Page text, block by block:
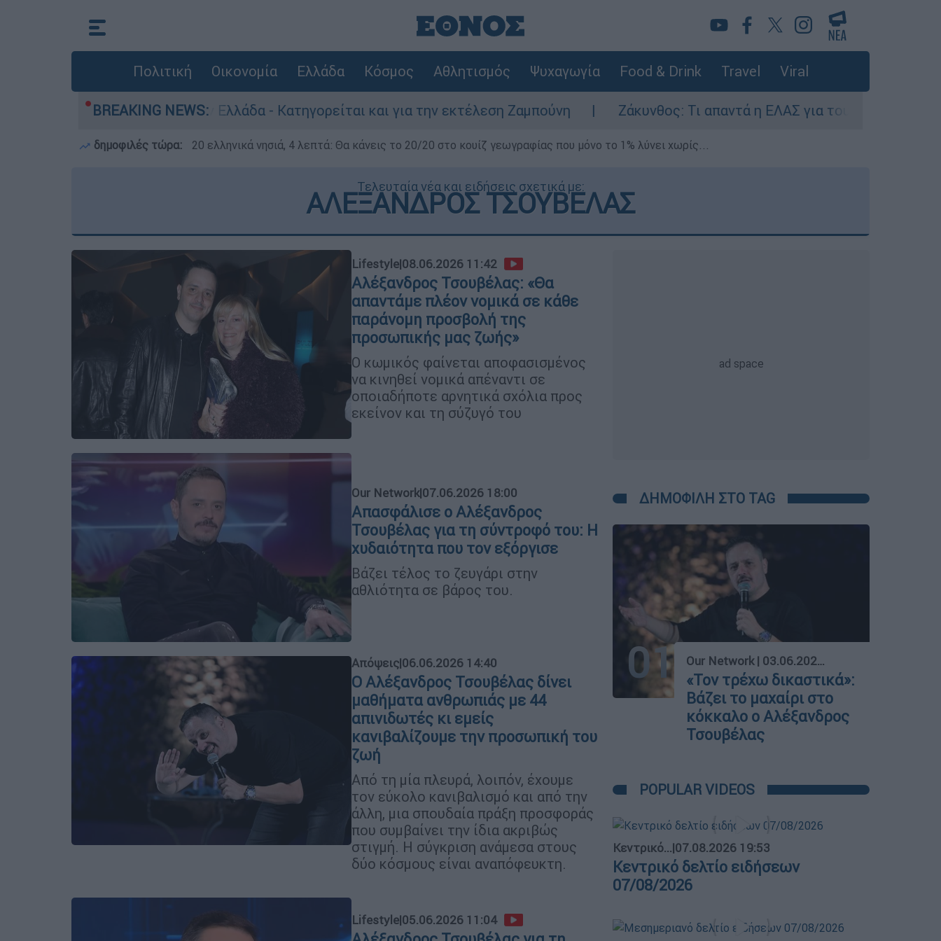
Πολιτική Οικονομία Ελλάδα Κόσμος Αθλητισμός Ψυχαγωγία Food & Drink Travel Viral
BREAKING NEWS:
στην Ελλάδα - Κατηγορείται και για την εκτέλεση Ζαμπούνη Ζάκυνθος: Τι απαντά η ΕΛΑΣ για τους 8 βιασμούς τουριστριών
δημοφιλές τώρα: 20 ελληνικά νησιά, 4 λεπτά: Θα κάνεις το 20/20 στο κουίζ γεωγραφίας που μόνο το 1% λύνει χωρίς...
Τελευταία νέα και ειδήσεις σχετικά με:
ΑΛΕΞΑΝΔΡΟΣ ΤΣΟΥΒΕΛΑΣ
Lifestyle|08.06.2026 11:42
Αλέξανδρος Τσουβέλας: «Θα
απαντάμε πλέον νομικά σε κάθε
παράνομη προσβολή της
προσωπικής μας ζωής»
Ο κωμικός φαίνεται αποφασισμένος
να κινηθεί νομικά απέναντι σε
οποιαδήποτε αρνητικά σχόλια προς
εκείνον και τη σύζυγό του
Our Network|07.06.2026 18:00
Απασφάλισε o Αλέξανδρος
Τσουβέλας για τη σύντροφό του: H
χυδαιότητα που τον εξόργισε
Bάζει τέλος το ζευγάρι στην
αθλιότητα σε βάρος του.
Απόψεις|06.06.2026 14:40
Ο Αλέξανδρος Τσουβέλας δίνει
μαθήματα ανθρωπιάς με 44
απινιδωτές κι εμείς
κανιβαλίζουμε την προσωπική του
ζωή
Από τη μία πλευρά, λοιπόν, έχουμε
τον εύκολο κανιβαλισμό και από την
άλλη, μια σπουδαία πράξη προσφοράς
που συμβαίνει την ίδια ακριβώς
στιγμή. Η σύγκριση ανάμεσα στους
δύο κόσμους είναι αναπόφευκτη.
Lifestyle|05.06.2026 11:04
ΔΗΜΟΦΙΛΗ ΣΤΟ TAG
01 Our Network| 03.06.2026 18:00
«Τον τρέχω δικαστικά»:
Βάζει το μαχαίρι στο
κόκκαλο ο Αλέξανδρος
Τσουβέλας
POPULAR VIDEOS
Κεντρικό...|07.08.2026 19:53
Κεντρικό δελτίο ειδήσεων
07/08/2026